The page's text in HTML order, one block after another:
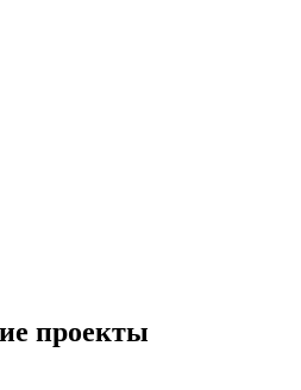
проекты